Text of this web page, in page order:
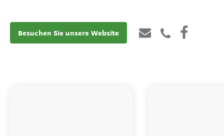
Besuchen Sie unsere Website